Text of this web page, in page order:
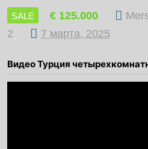
SALE € 125.000
2
7 марта, 2025
Видео Турция